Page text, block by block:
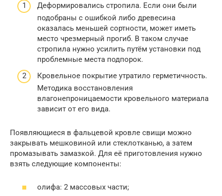
Деформировались стропила. Если они были
подобраны с ошибкой либо древесина
оказалась меньшей сортности, может иметь
место чрезмерный прогиб. В таком случае
стропила нужно усилить путём установки под
проблемные места подпорок.
Кровельное покрытие утратило герметичность.
Методика восстановления
влагонепроницаемости кровельного материала
зависит от его вида.
Появляющиеся в фальцевой кровле свищи можно
закрывать мешковиной или стеклотканью, а затем
промазывать замазкой. Для её приготовления нужно
взять следующие компоненты:
олифа: 2 массовых части;